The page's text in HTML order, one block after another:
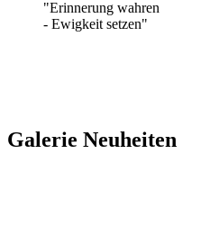
"Erinnerung wahren
- Ewigkeit setzen"
Galerie Neuheiten